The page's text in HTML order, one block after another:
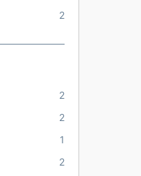
2
2
2
1
2